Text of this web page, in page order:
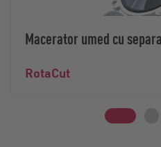
Macerator umed cu
RotaCut